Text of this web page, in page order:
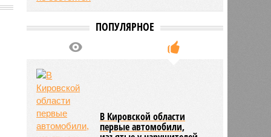
ПОПУЛЯРНОЕ
В Кировской области
первые автомобили,